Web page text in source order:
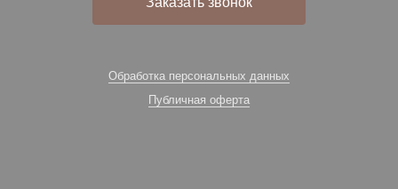
Обработка персональных данных
Публичная оферта